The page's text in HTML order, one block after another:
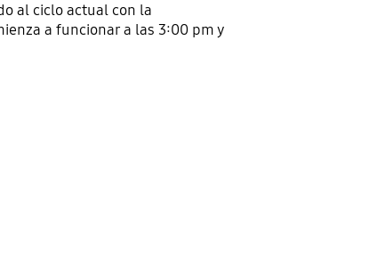
al ciclo actual con la
a funcionar a las 3:00 pm y